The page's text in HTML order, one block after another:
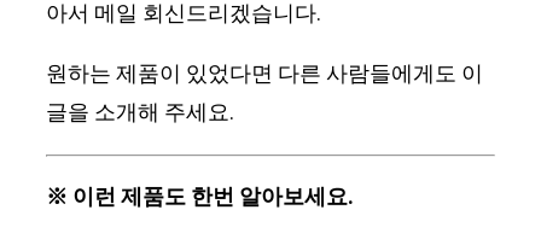
아서 메일 회신드리겠습니다.
원하는 제품이 있었다면 다른 사람들에게도 이
글을 소개해 주세요.
※ 이런 제품도 한번 알아보세요.